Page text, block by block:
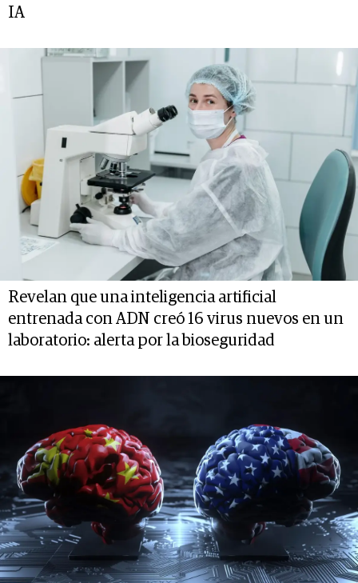
IA
Revelan que una inteligencia artificial
entrenada con ADN creó 16 virus nuevos en un
laboratorio: alerta por la bioseguridad